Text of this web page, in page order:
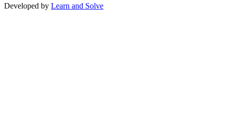
Developed by Learn and Solve